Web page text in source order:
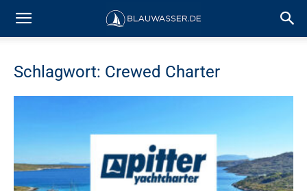
Schlagwort: Crewed Charter